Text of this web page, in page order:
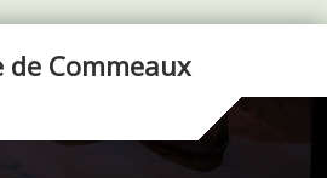
de Commeaux